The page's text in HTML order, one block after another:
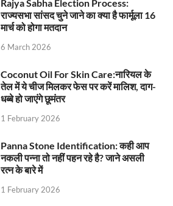
UP Ayush App: योगी सरकार जल्द लांच करेगी आयुष एप,
Yuwa Sahkar Sammelan: मुख्यमंत्री ने डीएम वाराणसी
Delhi Air Pollution: फेफड़ों के लिए कितनी खतरनाक हुई
Save Aravali Movement: क्या है अरावली की नई
UP Cough Syrup Issue: कोडीन युक्त कफ सिरप मामले
UP Road Safty: सड़क सुरक्षा के लिए मुख्यमंत्री का 4-ई
Rajya Sabha Election Process:
राज्यसभा सांसद चुने जाने का क्या है फार्मूला 16
मार्च को होगा मतदान
6 March 2026
Coconut Oil For Skin Care:नारियल के
तेल में ये चीज मिलकर फेस पर करें मालिश, दाग-
धब्बे हो जाएंगे छूमंतर
1 February 2026
Panna Stone Identification: कही आप
नकली पन्ना तो नहीं पहन रहे है? जाने असली
रत्न के बारे में
1 February 2026